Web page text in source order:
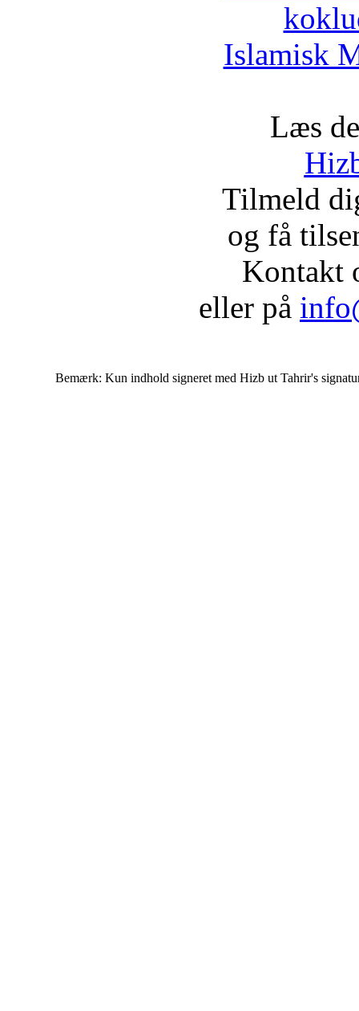
Islamisk
Læs
Tilmeld
og få
Kontakt
eller på
Bemærk: Kun indhold signeret med Hizb ut Tahrir's